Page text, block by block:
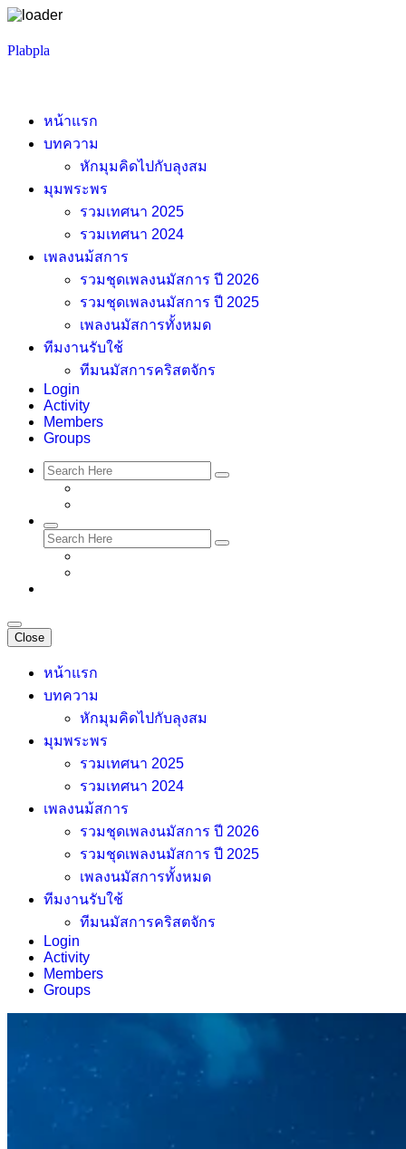
Skip
Plabpla
หน้าแรก
บทความ
หักมุมคิดไปกับลุงสม
มุมพระพร
รวมเทศนา 2025
รวมเทศนา 2024
เพลงนม้สการ
รวมชุดเพลงนมัสการ ปี 2026
รวมชุดเพลงนมัสการ ปี 2025
เพลงนมัสการทั้งหมด
ทีมงานรับใช้
ทีมนมัสการคริสตจักร
Login
Activity
Members
Groups
Close
หน้าแรก
บทความ
หักมุมคิดไปกับลุงสม
มุมพระพร
รวมเทศนา 2025
รวมเทศนา 2024
เพลงนม้สการ
รวมชุดเพลงนมัสการ ปี 2026
รวมชุดเพลงนมัสการ ปี 2025
เพลงนมัสการทั้งหมด
ทีมงานรับใช้
ทีมนมัสการคริสตจักร
Login
Activity
Members
Groups